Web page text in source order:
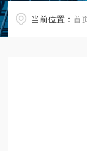
当前位置：首